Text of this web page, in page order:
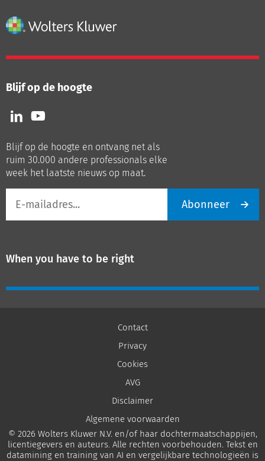
Blijf op de hoogte
Volg
ons
LinkedIn
Volg
ons
Youtube
Blijf op de hoogte en ontvang net als
ruim 30.000 andere professionals elke
week het laatste nieuws op maat.
mailadres
Abonneer
When you have to be right
Contact
Privacy
Cookies
AVG
Disclaimer
Algemene voorwaarden
© 2026 Wolters Kluwer N.V. en/of haar dochtermaatschappijen,
licentiegevers en auteurs. Alle rechten voorbehouden. Tekst en
datamining en training van AI en vergelijkbare technologieën is